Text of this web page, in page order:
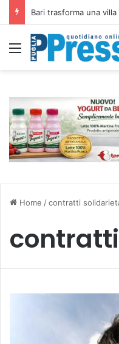
Menu
Home /contratti